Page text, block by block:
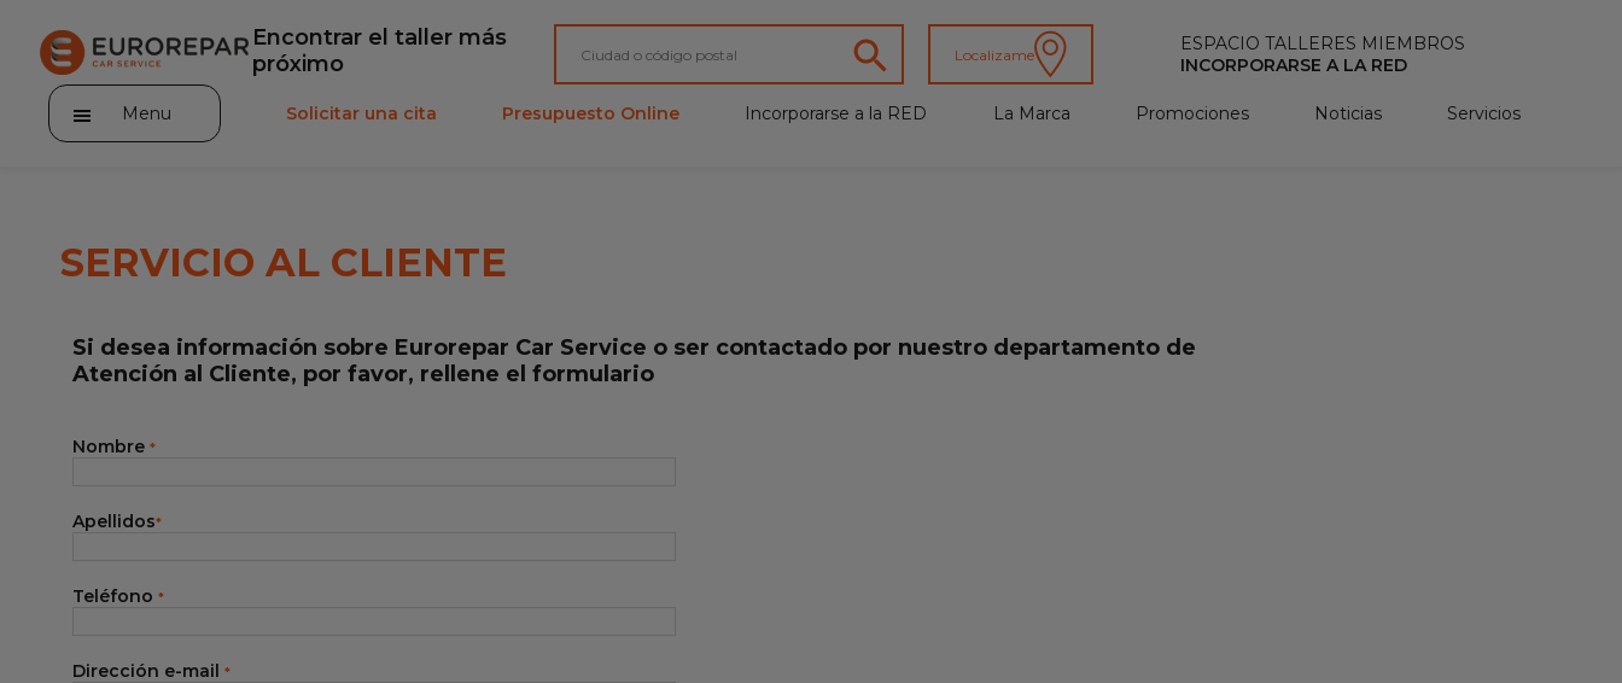
Encontrar el taller más
próximo
Localizame
ESPACIO TALLERES MIEMBROS
INCORPORARSE A LA RED
Menu
La Marca
Servicios
Solicitar una cita Presupuesto Online Incorporarse a la RED La Marca Promociones Noticias Servicios
SERVICIO AL CLIENTE
Si desea información sobre Eurorepar Car Service o ser contactado por nuestro departamento de
Atención al Cliente, por favor, rellene el formulario
Nombre *
Apellidos*
Teléfono *
Dirección e-mail *